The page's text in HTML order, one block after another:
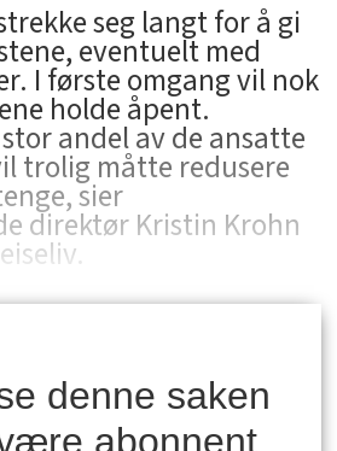
seg langt for å gi
eventuelt med
I første omgang vil nok
holde åpent.
andel av de ansatte
trolig måtte redusere
sier
direktør Kristin Krohn
denne saken
abonnent